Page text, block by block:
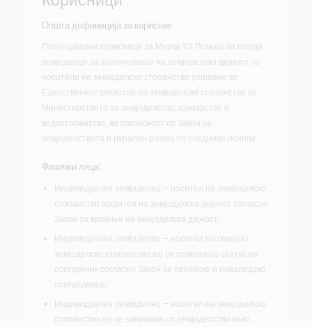
Општа дефиниција за корисник
Потенцијални корисници за Mерка 112 Помош на млади
земјоделци за започнување на земјоделска дејност се
носители на земјоделско стопанство упишано во
Единствениот регистар на земјоделски стопанства во
Министерството за земјоделство, шумарство и
водостопанство, во согласност со Закон за
земјоделството и рурален развој по следниве основи:
Физички лица:
Индивидуален земјоделeц – носител на земјоделско
стопанство вршител на земјоделска дејност согласно
Закон за вршење на земјоделска дејност;
Индивидуален земјоделeц – носител на семејно
земјоделско стопанство кој се стекнал со статус на
осигуреник согласно Закон за пензиско и инвалидско
осигурување;
Индивидуален земјоделeц – носител на земјоделско
стопанство кој се занимава со земјоделство како